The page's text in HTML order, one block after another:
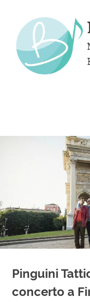
content
Pinguini
concerto a